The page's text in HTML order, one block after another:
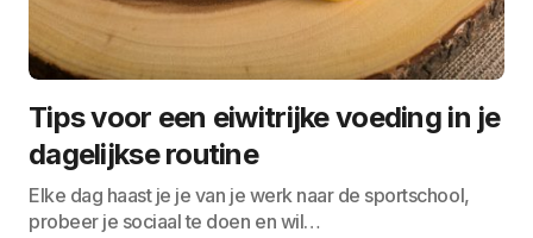
Tips voor een eiwitrijke voeding in je
dagelijkse routine
Elke dag haast je je van je werk naar de sportschool,
probeer je sociaal te doen en wil…